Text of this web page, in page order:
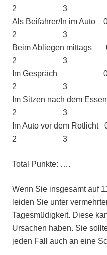
2 3
Als Beifahrer/
2 3
Beim
2 3
Im
2 3
Im Sitzen
2 3
Im Auto vor
2 3
Total Punkte: ….
Wenn Sie insgesamt auf
leiden Sie unter
Tagesmüdigkeit. Diese
Ursachen haben. Sie
jeden Fall auch an eine